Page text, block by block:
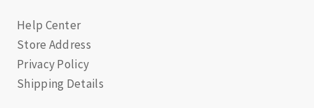
Help Center
Store Address
Privacy Policy
Shipping Details